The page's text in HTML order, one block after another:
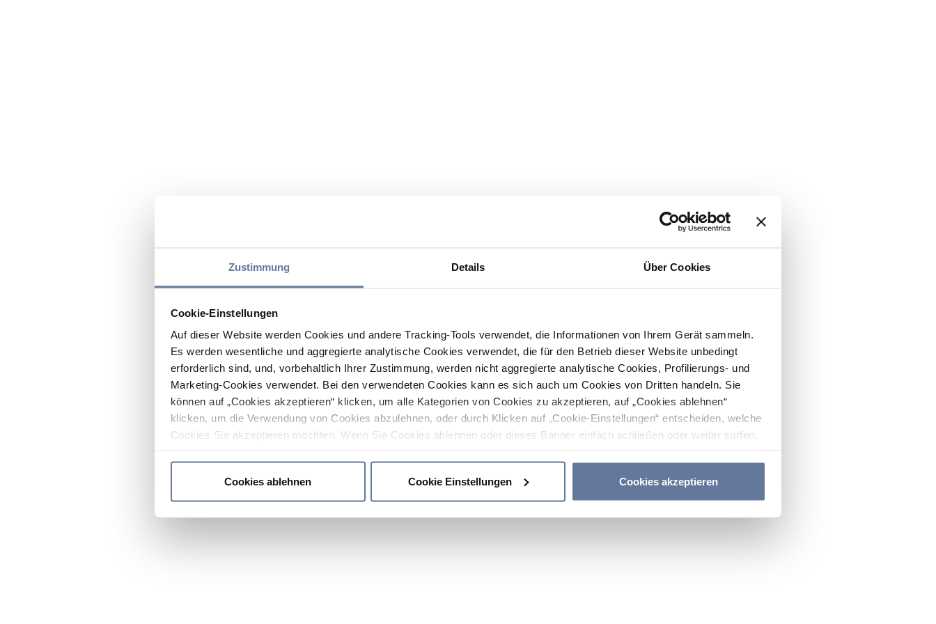
Zustimmung Details Über Cookies
Cookie-Einstellungen
Auf dieser Website werden Cookies und andere Tracking-Tools verwendet, die Informationen von Ihrem Gerät sammeln.
Es werden wesentliche und aggregierte analytische Cookies verwendet, die für den Betrieb dieser Website unbedingt
erforderlich sind, und, vorbehaltlich Ihrer Zustimmung, werden nicht aggregierte analytische Cookies, Profilierungs- und
Marketing-Cookies verwendet. Bei den verwendeten Cookies kann es sich auch um Cookies von Dritten handeln. Sie
können auf „Cookies akzeptieren“ klicken, um alle Kategorien von Cookies zu akzeptieren, auf „Cookies ablehnen“
klicken, um die Verwendung von Cookies abzulehnen, oder durch Klicken auf „Cookie-Einstellungen“ entscheiden, welche
Cookies Sie akzeptieren möchten. Wenn Sie Cookies ablehnen oder dieses Banner einfach schließen oder weiter surfen,
Cookies ablehnen
Cookie Einstellungen Cookies akzeptieren